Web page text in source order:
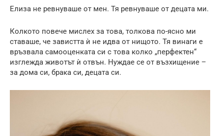
Елиза не ревнуваше от мен. Тя ревнуваше от децата ми.
Колкото повече мислех за това, толкова по-ясно ми
ставаше, че завистта ѝ не идва от нищото. Тя винаги е
връзвала самооценката си с това колко „перфектен“
изглежда животът ѝ отвън. Нуждае се от възхищение –
за дома си, брака си, децата си.